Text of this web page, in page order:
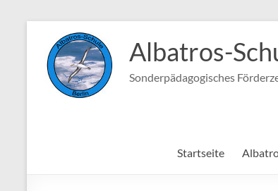
Inhalt
springen
Albatros-
Sonderpädagogisches
Startseite